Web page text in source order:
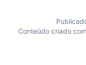
Conteúdo criado